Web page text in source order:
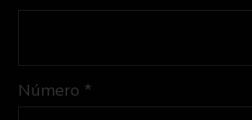
Número *